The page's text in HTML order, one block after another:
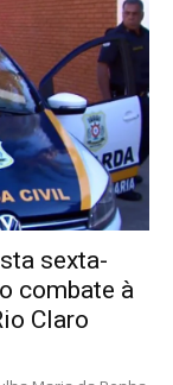
sexta-
combate à
Claro